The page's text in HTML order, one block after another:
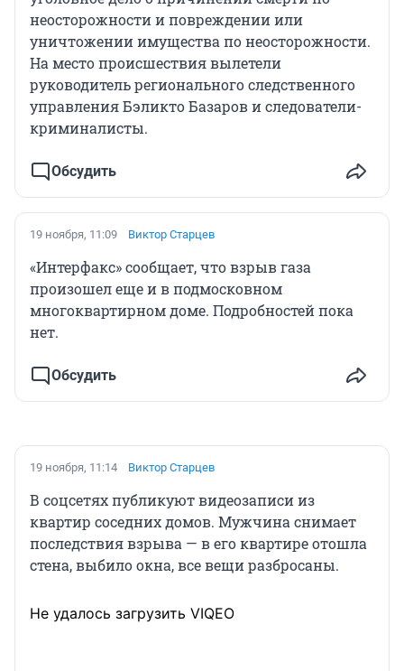
неосторожности и повреждении или
уничтожении имущества по неосторожности.
На место происшествия вылетели
руководитель регионального следственного
управления Бэликто Базаров и следователи-
криминалисты.
Обсудить
19 ноября, 11:09 Виктор Старцев
«Интерфакс» сообщает, что взрыв газа
произошел еще и в подмосковном
многоквартирном доме. Подробностей пока
нет.
Обсудить
19 ноября, 11:14 Виктор Старцев
В соцсетях публикуют видеозаписи из
квартир соседних домов. Мужчина снимает
последствия взрыва — в его квартире отошла
стена, выбило окна, все вещи разбросаны.
Не удалось загрузить VIQEO